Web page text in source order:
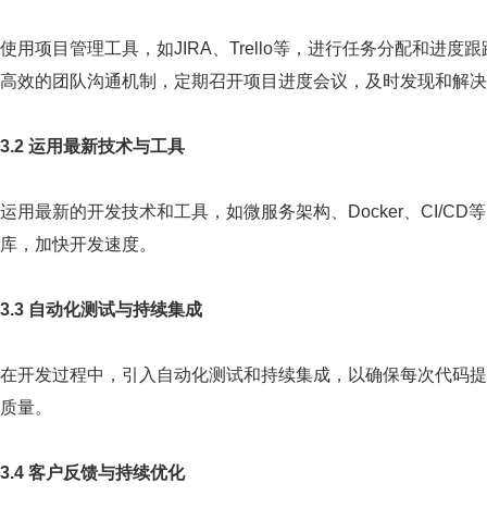
使用项目管理工具，如JIRA、Trello等，进行任务分配和进度
高效的团队沟通机制，定期召开项目进度会议，及时发现和解
3.2 运用最新技术与工具
运用最新的开发技术和工具，如微服务架构、Docker、CI/CD
库，加快开发速度。
3.3 自动化测试与持续集成
在开发过程中，引入自动化测试和持续集成，以确保每次代码
质量。
3.4 客户反馈与持续优化